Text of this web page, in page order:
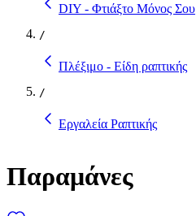
DIY - Φτιάξτο Μόνος Σου
/
Πλέξιμο - Είδη ραπτικής
/
Εργαλεία Ραπτικής
Παραμάνες